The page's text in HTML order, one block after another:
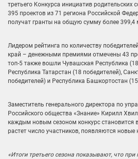
третьего Конкурса инициатив родительских
395 проектов из 71 региона Российской
получат гранты на общую сумму более 399,4
Лидером рейтинга по количеству
край – денежными премиями отмечены 43
топ-5 также вошли Чувашская Республика
Республика Татарстан (18 победителей),
победителей) и Республика Башкортостан
Заместитель генерального директора по
Российского общества «Знание» Кирилл
каждым новым сезоном конкурс становится
растет число участников, появляются новые
«Итоги третьего сезона показывают, что